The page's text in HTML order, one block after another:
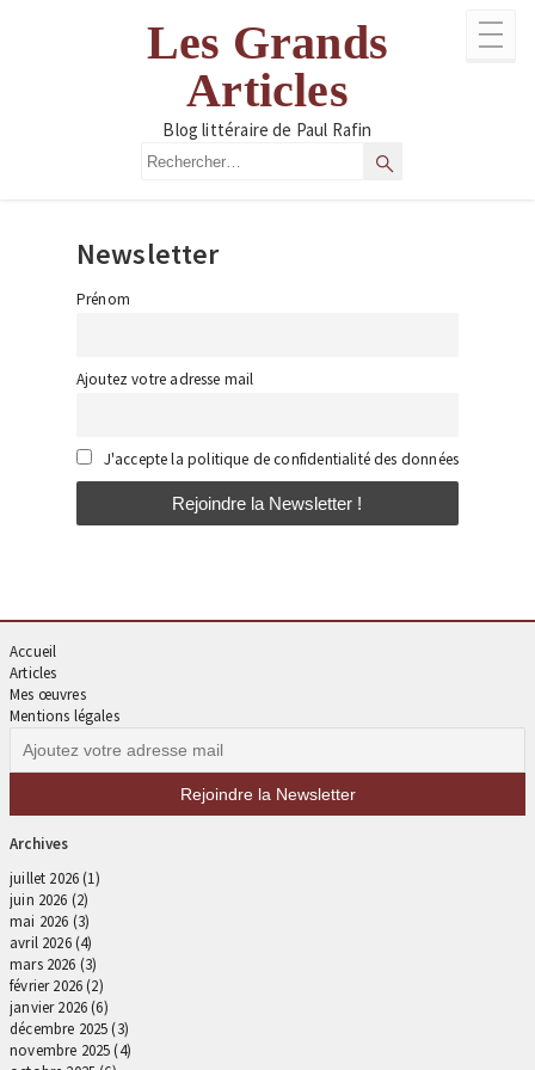
Les Grands
Articles
Blog littéraire de Paul Rafin
Rechercher Rechercher
Newsletter
Prénom
Ajoutez votre adresse mail
J'accepte la politique de confidentialité des données
Accueil
Articles
Mes œuvres
Mentions légales
Archives
juillet 2026(1)
juin 2026 (2)
mai 2026 (3)
avril 2026(4)
mars 2026 (3)
février 2026(2)
janvier 2026(6)
décembre 2025(3)
novembre 2025(4)